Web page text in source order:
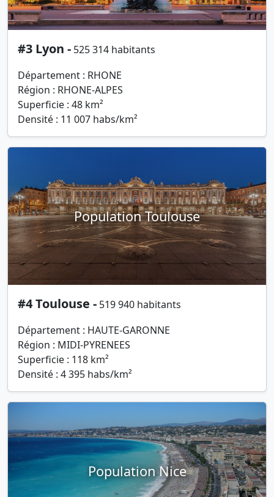
#3 Lyon - 525 314 habitants
Département : RHONE
Région : RHONE-ALPES
Superficie : 48 km²
Densité : 11 007 habs/km²
Population Toulouse
#4 Toulouse - 519 940 habitants
Département : HAUTE-GARONNE
Région : MIDI-PYRENEES
Superficie : 118 km²
Densité : 4 395 habs/km²
Population Nice